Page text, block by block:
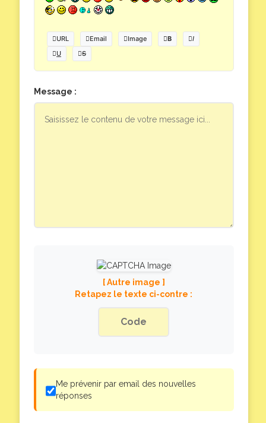
URL Email Image B
I
U
S
Message :
[ Autre image ]
Retapez le texte ci-contre :
Me prévenir par email des nouvelles
réponses